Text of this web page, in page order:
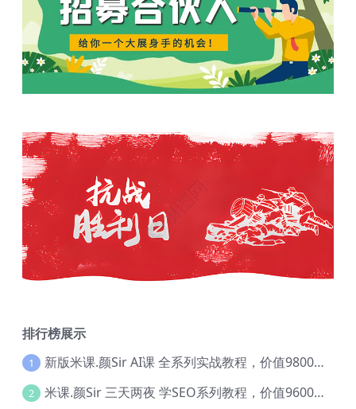
排行榜展示
1 新版米课.颜Sir AI课 全系列实战教程，价值9800，跨境首选！【Ag-0052】
2 米课.颜Sir 三天两夜 学SEO系列教程，价值9600元，跨境人都在学 【Ag-0056】